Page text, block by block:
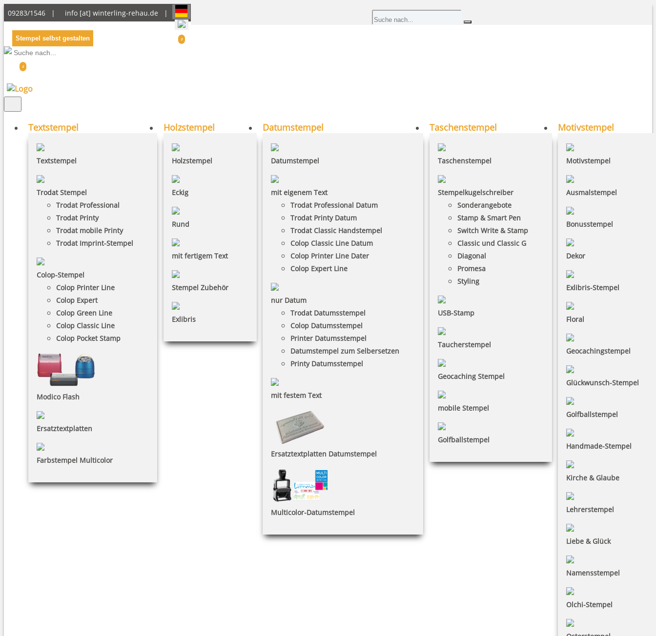
09283/1546 | info [at] winterling-rehau.de |
0
Stempel selbst gestalten
0
Textstempel
Textstempel
Trodat Stempel
Trodat Professional
Trodat Printy
Trodat mobile Printy
Trodat Imprint-Stempel
Colop-Stempel
Colop Printer Line
Colop Expert
Colop Green Line
Colop Classic Line
Colop Pocket Stamp
Modico Flash
Ersatztextplatten
Farbstempel Multicolor
Holzstempel
Holzstempel
Eckig
Rund
mit fertigem Text
Stempel Zubehör
Exlibris
Datumstempel
Datumstempel
mit eigenem Text
Trodat Professional Datum
Trodat Printy Datum
Trodat Classic Handstempel
Colop Classic Line Datum
Colop Printer Line Dater
Colop Expert Line
nur Datum
Trodat Datumsstempel
Colop Datumsstempel
Printer Datumsstempel
Datumstempel zum Selbersetzen
Printy Datumsstempel
mit festem Text
Ersatztextplatten Datumstempel
Multicolor-Datumstempel
Taschenstempel
Taschenstempel
Stempelkugelschreiber
Sonderangebote
Stamp & Smart Pen
Switch Write & Stamp
Classic und Classic G
Diagonal
Promesa
Styling
USB-Stamp
Taucherstempel
Geocaching Stempel
mobile Stempel
Golfballstempel
Motivstempel
Motivstempel
Ausmalstempel
Bonusstempel
Dekor
Exlibris-Stempel
Floral
Geocachingstempel
Glückwunsch-Stempel
Golfballstempel
Handmade-Stempel
Kirche & Glaube
Lehrerstempel
Liebe & Glück
Namensstempel
Olchi-Stempel